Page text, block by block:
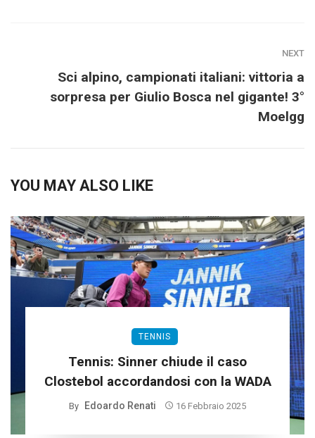
NEXT
Sci alpino, campionati italiani: vittoria a
sorpresa per Giulio Bosca nel gigante! 3°
Moelgg
YOU MAY ALSO LIKE
TENNIS
Tennis: Sinner chiude il caso
Clostebol accordandosi con la WADA
By Edoardo Renati 16 Febbraio 2025